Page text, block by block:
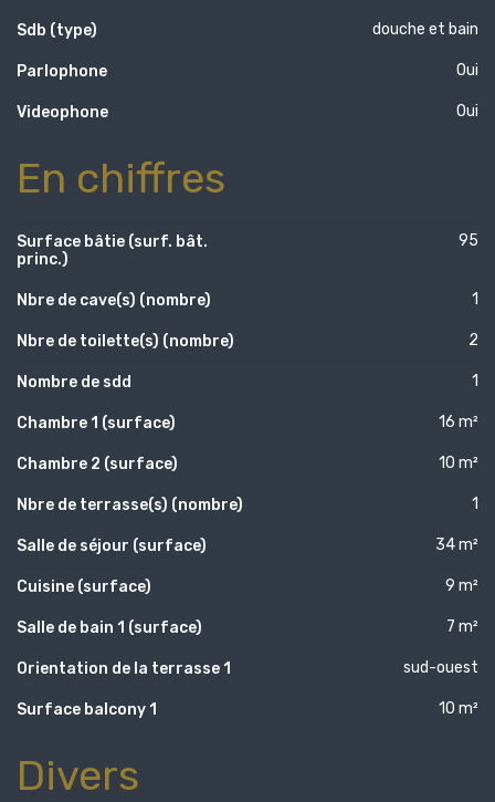
Sdb (type) douche et bain
Parlophone Oui
Videophone Oui
En chiffres
Surface bâtie (surf. bât.
princ.)
95
Nbre de cave(s) (nombre) 1
Nbre de toilette(s) (nombre) 2
Nombre de sdd 1
Chambre 1 (surface) 16 m²
Chambre 2 (surface) 10 m²
Nbre de terrasse(s) (nombre) 1
Salle de séjour (surface) 34 m²
Cuisine (surface) 9 m²
Salle de bain 1 (surface) 7 m²
Orientation de la terrasse 1 sud-ouest
Surface balcony 1 10 m²
Divers